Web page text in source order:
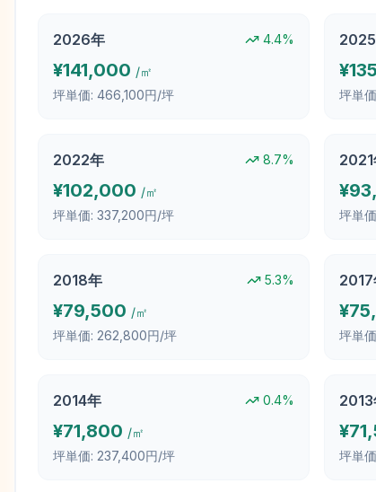
2026年 4.4%
¥141,000 /㎡
坪単価: 466,100円/坪
2025
¥
坪単
2022年 8.7%
¥102,000 /㎡
坪単価: 337,200円/坪
2021
¥
坪単
2018年 5.3%
¥79,500 /㎡
坪単価: 262,800円/坪
2017
¥
坪単
2014年 0.4%
¥71,800 /㎡
坪単価: 237,400円/坪
2013
¥
坪単